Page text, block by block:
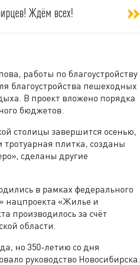
Ждём всех!
работы по благоустройству
благоустройства пешеходных
В проект вложено порядка
бюджетов.
столицы завершится осенью,
плитка, созданы
сделаны другие
в рамках федерального
нацпроекта «Жилье и
производилось за счёт
области.
но 350-летию со дня
руководство Новосибирска.